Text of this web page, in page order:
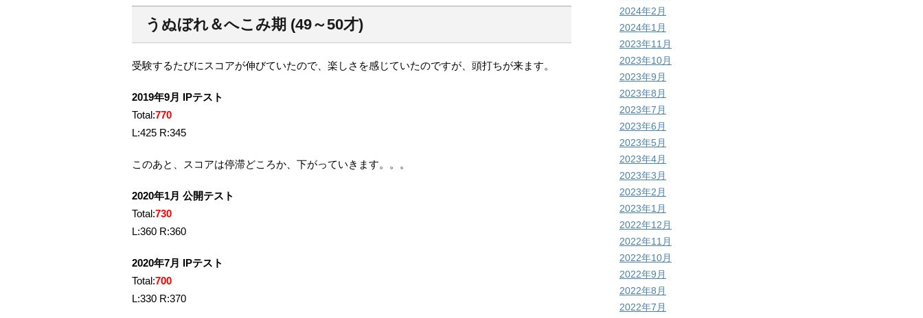
うぬぼれ＆へこみ期 (49～50才)
受験するたびにスコアが伸びていたので、楽しさを感じていたのですが、頭打ちが来ます。
2019年9月 IPテスト
Total:770
L:425 R:345
このあと、スコアは停滞どころか、下がっていきます。。。
2020年1月 公開テスト
Total:730
L:360 R:360
2020年7月 IPテスト
Total:700
L:330 R:370
2024年2月
2024年1月
2023年11月
2023年10月
2023年9月
2023年8月
2023年7月
2023年6月
2023年5月
2023年4月
2023年3月
2023年2月
2023年1月
2022年12月
2022年11月
2022年10月
2022年9月
2022年8月
2022年7月